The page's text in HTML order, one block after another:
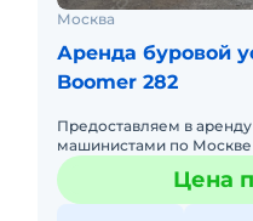
Москва
Аренда буровой
Boomer 282
Предоставляем в
машинистами по Москве
Любой вид аренды.
(почасовой, посменный
Цена